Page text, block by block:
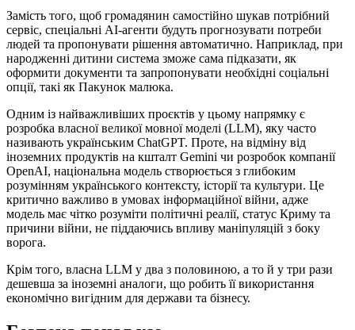
Замість того, щоб громадянин самостійно шукав потрібний
сервіс, спеціальні АІ-агенти будуть прогнозувати потреби
людей та пропонувати рішення автоматично. Наприклад, при
народженні дитини система зможе сама підказати, як
оформити документи та запропонувати необхідні соціальні
опції, такі як Пакунок малюка.
Одним із найважливіших проєктів у цьому напрямку є
розробка власної великої мовної моделі (LLM), яку часто
називають українським ChatGPT. Проте, на відміну від
іноземних продуктів на кшталт Gemini чи розробок компанії
OpenAI, національна модель створюється з глибоким
розумінням українського контексту, історії та культури. Це
критично важливо в умовах інформаційної війни, адже
модель має чітко розуміти політичні реалії, статус Криму та
причини війни, не піддаючись впливу маніпуляцій з боку
ворога.
Крім того, власна LLM у два з половиною, а то й у три рази
дешевша за іноземні аналоги, що робить її використання
економічно вигідним для держави та бізнесу.